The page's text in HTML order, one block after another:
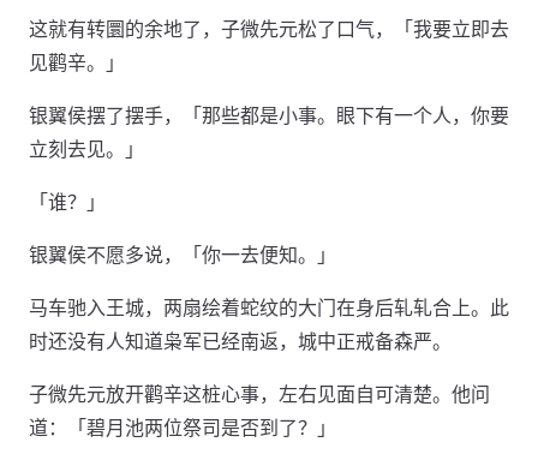
这就有转圜的余地了，子微先元松了口气，「我要立即去
见鹳辛。」
银翼侯摆了摆手，「那些都是小事。眼下有一个人，你要
立刻去见。」
「谁？」
银翼侯不愿多说，「你一去便知。」
马车驰入王城，两扇绘着蛇纹的大门在身后轧轧合上。此
时还没有人知道枭军已经南返，城中正戒备森严。
子微先元放开鹳辛这桩心事，左右见面自可清楚。他问
道：「碧月池两位祭司是否到了？」